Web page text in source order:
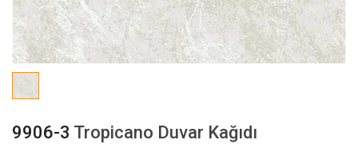
9906-3 Tropicano Duvar Kağıdı